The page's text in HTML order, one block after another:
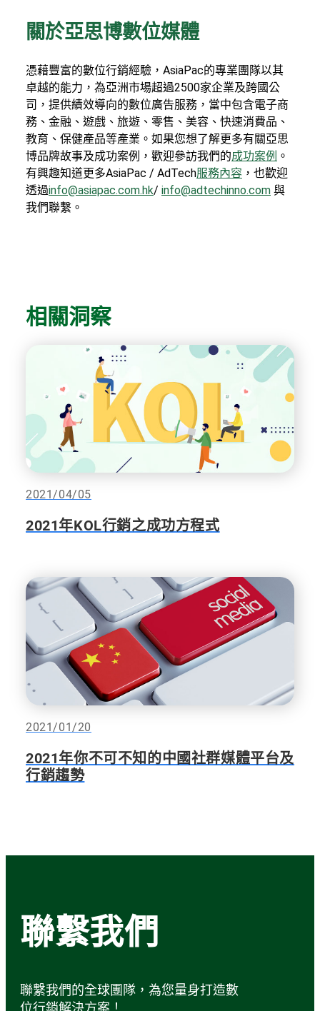
關於亞思博數位媒體
憑藉豐富的數位行銷經驗，AsiaPac的專業團隊以其
卓越的能力，為亞洲市場超過2500家企業及跨國公
司，提供績效導向的數位廣告服務，當中包含電子商
務、金融、遊戲、旅遊、零售、美容、快速消費品、
教育、保健產品等產業。如果您想了解更多有關亞思
博品牌故事及成功案例，歡迎參訪我們的成功案例 。
有興趣知道更多AsiaPac / AdTech服務內容 ，也歡迎
透過info@asiapac.com.hk/ info@adtechinno.com 與
我們聯繫。
相關洞察
2021/04/05
2021年KOL行銷之成功方程式
2021/01/20
2021年你不可不知的中國社群媒體平台及
行銷趨勢
聯繫我們
聯繫我們的全球團隊，為您量身打造數